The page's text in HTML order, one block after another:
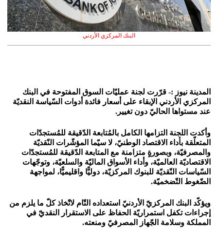
البنك المركزي الأردني
المدينة نيوز :- قرّرت لجنة عمليّات السوق المفتوحة في البنك
المركزي الأردني الإبقاء على أسعار فائدة أدوات السّياسة النقديّة
عند مستواها الحاليّ دون تغيير.
وأكدت اللجنة التزامها الكامل بالمُتابعة الدّقيقة للمُستجدّات
المتعلّقة بأداء الاقتصاد الوطنيّ، لا سيّما المؤشّرات النّقديّة
والمصرفيّة، وبصورةٍ متزامنة مع المتابعة الدّقيقة للمُستجدّات
الاقتصاديّة العالميّة، وأداء الأسواق الماليّة والسلعيّة، وتوجّهات
السّياسات النّقديّة للبنوك المركزيّة، دوليًّا واقليميًّا، لمواجهة
الضّغوط التّضخميّة.
ويؤكّد البنك المركزيّ الأردنيّ استعداده التّام لاتّخاذ كلّ ما يلزم من
إجراءات تكفل استمراريّة الحفاظ على الاستقرار النقديّ في
المملكة وسلامة الجّهاز المصرفيّ ومنعته.